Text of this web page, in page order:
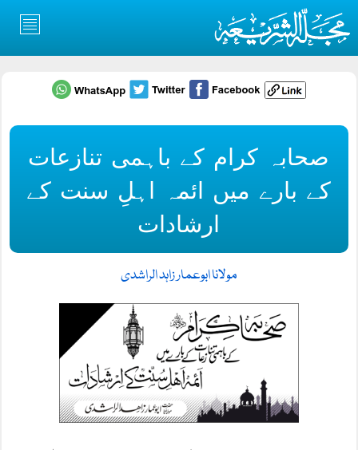
صحابہ کرام کے باہمی تنازعات
کے بارے میں ائمہ اہلِ سنت کے
ارشادات
مولانا ابوعمار زاہد الراشدی